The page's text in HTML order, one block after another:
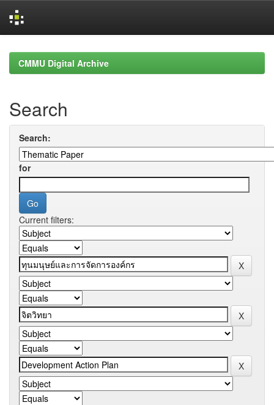
navigationCMMU Digital Archive
Search
Search:
for
Current filters: